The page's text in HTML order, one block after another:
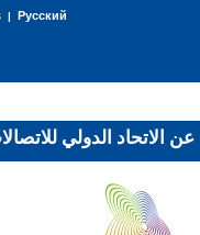
| Русский
عن الاتحاد الدولي